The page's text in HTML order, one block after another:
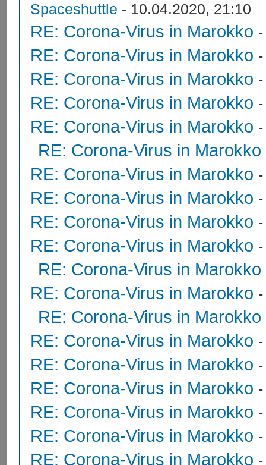
Spaceshuttle - 10.04.2020, 21:10
RE: Corona-Virus in Marokko
RE: Corona-Virus in Marokko
RE: Corona-Virus in Marokko
RE: Corona-Virus in Marokko
RE: Corona-Virus in Marokko
RE: Corona-Virus in Marokko
RE: Corona-Virus in Marokko
RE: Corona-Virus in Marokko
RE: Corona-Virus in Marokko
RE: Corona-Virus in Marokko
RE: Corona-Virus in Marokko
RE: Corona-Virus in Marokko
RE: Corona-Virus in Marokko
RE: Corona-Virus in Marokko
RE: Corona-Virus in Marokko
RE: Corona-Virus in Marokko
RE: Corona-Virus in Marokko
RE: Corona-Virus in Marokko
RE: Corona-Virus in Marokko